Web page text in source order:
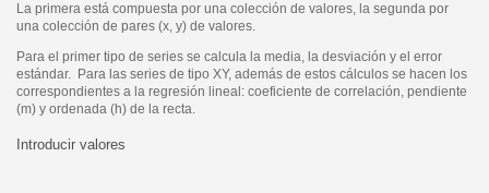
La primera está compuesta por una colección de valores, la segunda por
una colección de pares (x, y) de valores.
Para el primer tipo de series se calcula la media, la desviación y el error
estándar. Para las series de tipo XY, además de estos cálculos se hacen los
correspondientes a la regresión lineal: coeficiente de correlación, pendiente
(m) y ordenada (h) de la recta.
Introducir valores